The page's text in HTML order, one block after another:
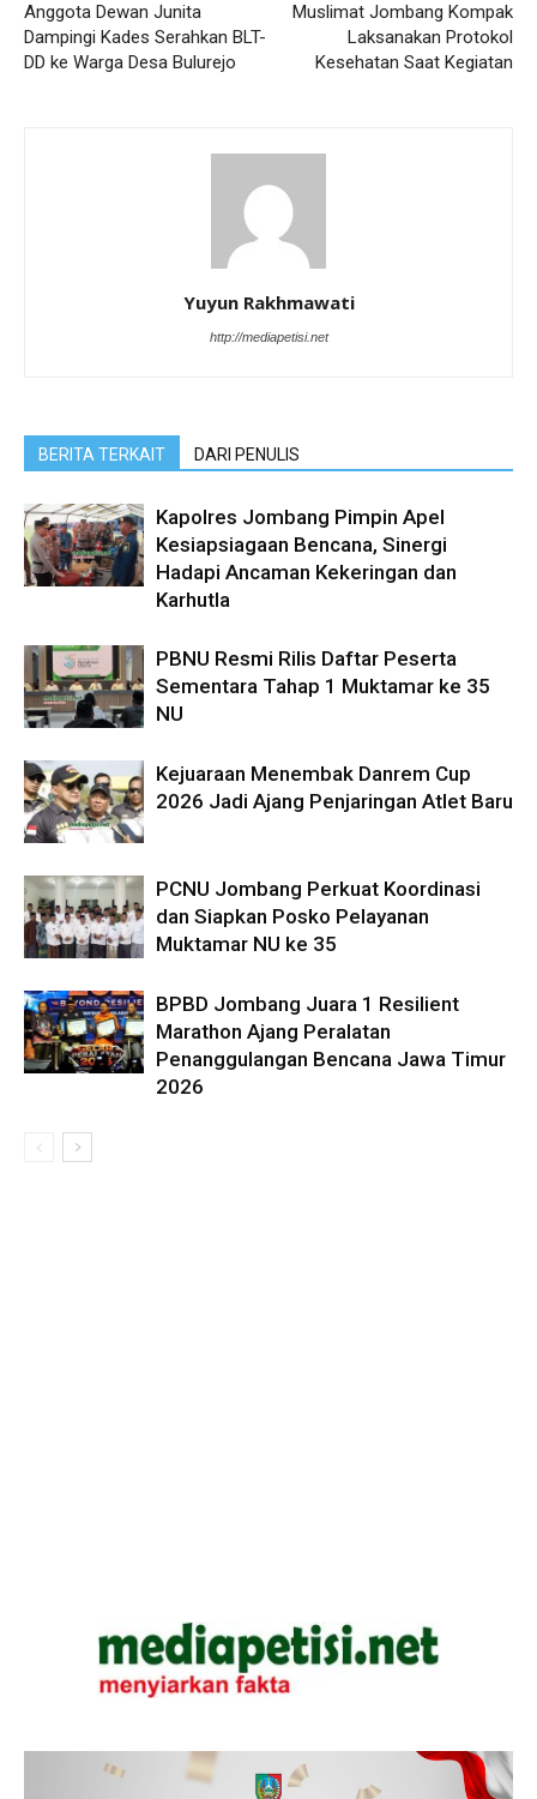
Anggota Dewan Junita
Dampingi Kades Serahkan BLT-
DD ke Warga Desa Bulurejo
Muslimat Jombang Kompak
Laksanakan Protokol
Kesehatan Saat Kegiatan
Yuyun Rakhmawati
http://mediapetisi.net
BERITA TERKAIT DARI PENULIS
Kapolres Jombang Pimpin Apel
Kesiapsiagaan Bencana, Sinergi
Hadapi Ancaman Kekeringan dan
Karhutla
PBNU Resmi Rilis Daftar Peserta
Sementara Tahap 1 Muktamar ke 35
NU
Kejuaraan Menembak Danrem Cup
2026 Jadi Ajang Penjaringan Atlet Baru
PCNU Jombang Perkuat Koordinasi
dan Siapkan Posko Pelayanan
Muktamar NU ke 35
BPBD Jombang Juara 1 Resilient
Marathon Ajang Peralatan
Penanggulangan Bencana Jawa Timur
2026